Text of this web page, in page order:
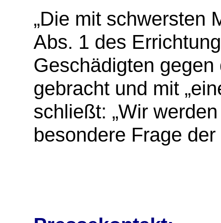
„Die mit schwersten
Abs. 1 des
Geschädigten
gebracht und mit
schließt: „Wir
besondere Frage